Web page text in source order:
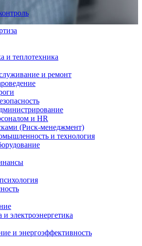
и теплотехника
и ремонт
и HR
(Риск-менеджмент)
и технология
электроэнергетика
и энергоэффективность